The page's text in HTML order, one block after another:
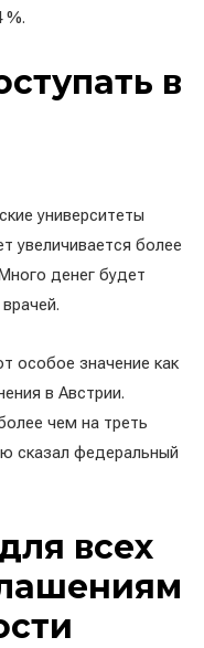
%.
в
университеты
увеличивается более
денег будет
особое значение как
в Австрии.
чем на треть
сказал федеральный
всех